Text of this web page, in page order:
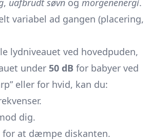
, uafbrudt søvn og morgenenergi.
variabel ad gangen (placering,
lydniveauet ved hovedpuden,
under 50 dB for babyer ved
eller for hvid, kan du:
dig.
for at dæmpe diskanten.